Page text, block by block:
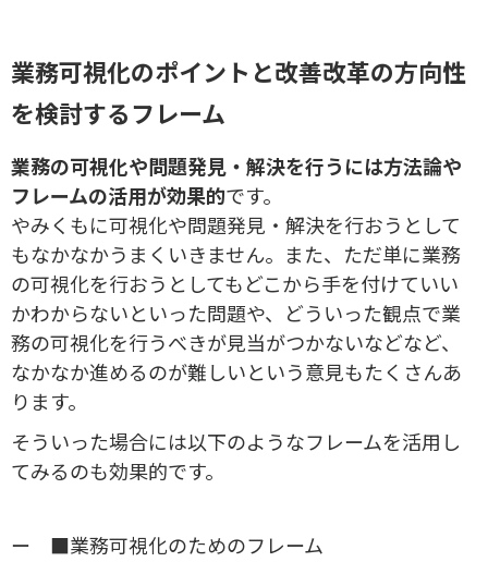
業務可視化のポイントと改善改革の方向性
を検討するフレーム
業務の可視化や問題発見・解決を行うには方法論や
フレームの活用が効果的です。
やみくもに可視化や問題発見・解決を行おうとして
もなかなかうまくいきません。また、ただ単に業務
の可視化を行おうとしてもどこから手を付けていい
かわからないといった問題や、どういった観点で業
務の可視化を行うべきが見当がつかないなどなど、
なかなか進めるのが難しいという意見もたくさんあ
ります。
そういった場合には以下のようなフレームを活用し
てみるのも効果的です。
ー ■業務可視化のためのフレーム